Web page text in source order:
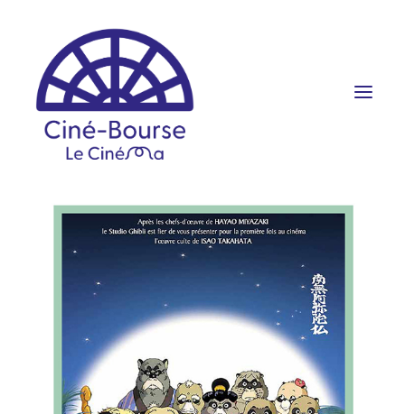
FILMS ET HORAIRES
PRATIQUE
RÉSERVATION
PROGRAMME